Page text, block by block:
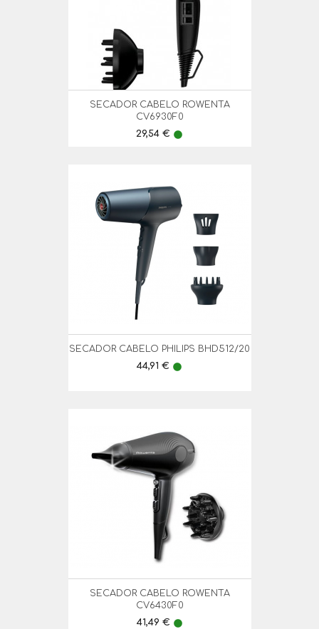
SECADOR CABELO ROWENTA
CV6930F0
Preço
29,54 € lens
SECADOR CABELO PHILIPS BHD512/20
Preço
44,91 € lens
SECADOR CABELO ROWENTA
CV6430F0
Preço
41,49 € lens